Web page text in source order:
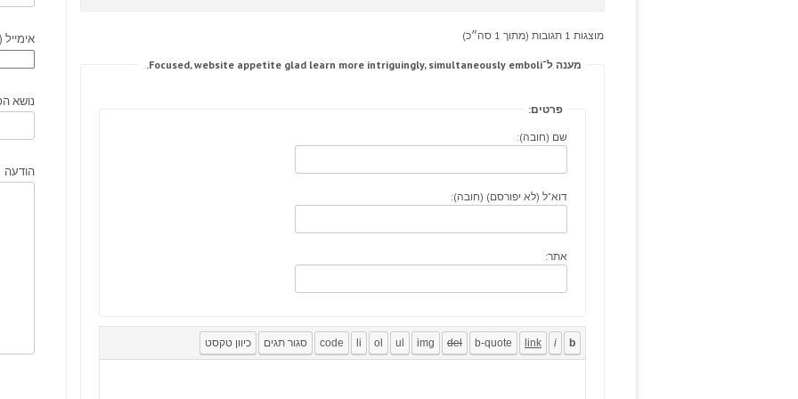
מוצגות 1 תגובות (מתוך 1 סה״כ)
מענה ל־Focused, website appetite glad learn more intriguingly, simultaneously emboli.
פרטים:
שם (חובה):
דוא"ל (לא יפורסם) (חובה):
אתר:
נושא
הודעה